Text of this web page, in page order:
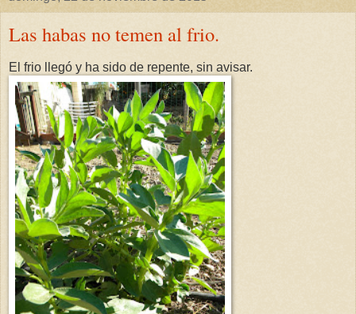
Las habas no temen al frio.
El frio llegó y ha sido de repente, sin avisar.